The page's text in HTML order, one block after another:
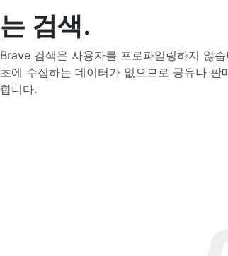
는 검색.
Brave 검색은 사용자를 프로파일링하지 않
초에 수집하는 데이터가 없으므로 공유나 판
합니다.